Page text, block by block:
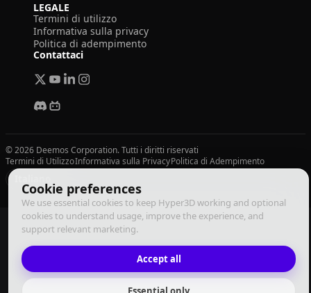
Cookie preferences
We use essential cookies to keep Hyper3D working and optional
cookies to understand usage, improve the experience, and
support relevant marketing.
Accept all
LEGALE
Termini di utilizzo
Informativa sulla privacy
Politica di adempimento
Contattaci
© 2026 Deemos Corporation. Tutti i diritti riservati
Termini di UtilizzoInformativa sulla PrivacyPolitica di Adempimento